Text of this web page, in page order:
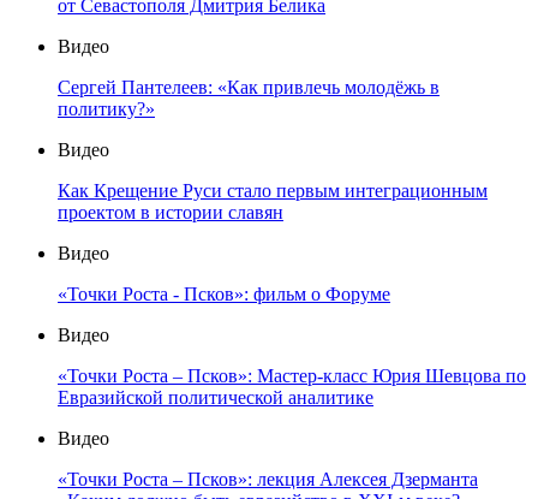
от Севастополя Дмитрия Белика
Видео
Сергей Пантелеев: «Как привлечь молодёжь в
политику?»
Видео
Как Крещение Руси стало первым интеграционным
проектом в истории славян
Видео
«Точки Роста - Псков»: фильм о Форуме
Видео
«Точки Роста – Псков»: Мастер-класс Юрия Шевцова по
Евразийской политической аналитике
Видео
«Точки Роста – Псков»: лекция Алексея Дзерманта